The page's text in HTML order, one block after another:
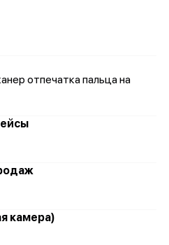
отпечатка пальца на
камера)